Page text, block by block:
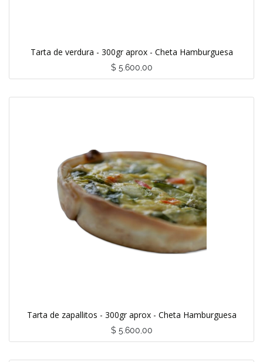
Tarta de verdura - 300gr aprox - Cheta Hamburguesa
$ 5.600,00
Tarta de zapallitos - 300gr aprox - Cheta Hamburguesa
$ 5.600,00